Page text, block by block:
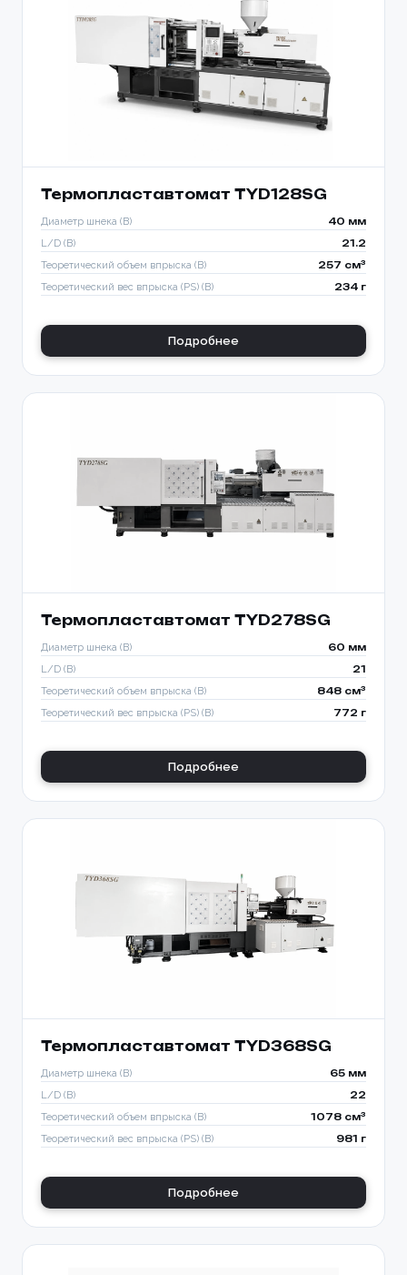
Термопластавтомат TYD128SG
Диаметр шнека (B) 40 мм
L/D (B) 21.2
Теоретический объем впрыска (B) 257 см³
Теоретический вес впрыска (PS) (B) 234 г
Подробнее
Термопластавтомат TYD278SG
Диаметр шнека (B) 60 мм
L/D (B) 21
Теоретический объем впрыска (B) 848 см³
Теоретический вес впрыска (PS) (B) 772 г
Подробнее
Термопластавтомат TYD368SG
Диаметр шнека (B) 65 мм
L/D (B) 22
Теоретический объем впрыска (B) 1078 см³
Теоретический вес впрыска (PS) (B) 981 г
Подробнее